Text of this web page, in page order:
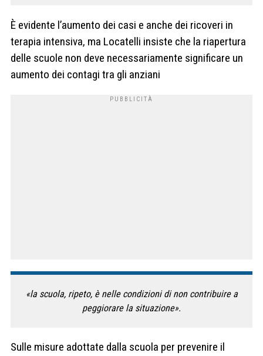
È evidente l’aumento dei casi e anche dei ricoveri in
terapia intensiva, ma Locatelli insiste che la riapertura
delle scuole non deve necessariamente significare un
aumento dei contagi tra gli anziani
«la scuola, ripeto, è nelle condizioni di non contribuire a
peggiorare la situazione».
Sulle misure adottate dalla scuola per prevenire il